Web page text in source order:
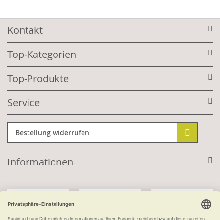
Kontakt
Top-Kategorien
Top-Produkte
Service
Bestellung widerrufen
Informationen